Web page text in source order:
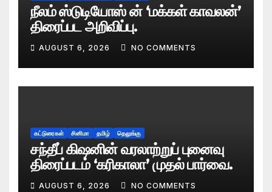
நீலம் ஸ்டுடியோஸ் ன் ‘மக்கள் காவலன்’
திரைப்பட அறிவிப்பு.
AUGUST 6, 2026 NO COMMENTS
கட்டுரைகள் சினிமா தமிழ் தெலுங்கு
சந்தீப் கிஷனின் வரலாற்றுப் புனைவு
திரைப்படம் ‘கரிகாலா’ முதல் பார்வை.
AUGUST 6, 2026 NO COMMENTS